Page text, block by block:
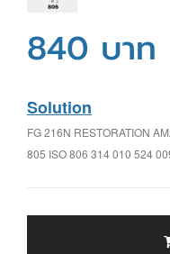
840 บาท
Solution
FG 216N RESTORATION
805 ISO 806 314 010 524